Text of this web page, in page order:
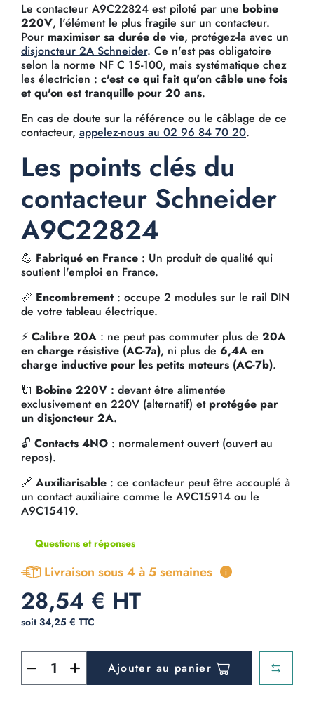
Le contacteur A9C22824 est piloté par une bobine
220V, l'élément le plus fragile sur un contacteur.
Pour maximiser sa durée de vie, protégez-la avec un
disjoncteur 2A Schneider. Ce n'est pas obligatoire
selon la norme NF C 15-100, mais systématique chez
les électricien : c'est ce qui fait qu'on câble une fois
et qu'on est tranquille pour 20 ans.
En cas de doute sur la référence ou le câblage de ce
contacteur, appelez-nous au 02 96 84 70 20.
Les points clés du
contacteur Schneider
A9C22824
💪 Fabriqué en France : Un produit de qualité qui
soutient l'emploi en France.
📏 Encombrement : occupe 2 modules sur le rail DIN
de votre tableau électrique.
⚡ Calibre 20A : ne peut pas commuter plus de 20A
en charge résistive (AC-7a), ni plus de 6,4A en
charge inductive pour les petits moteurs (AC-7b).
🔌 Bobine 220V : devant être alimentée
exclusivement en 220V (alternatif) et protégée par
un disjoncteur 2A.
🔓 Contacts 4NO : normalement ouvert (ouvert au
repos).
🔗 Auxiliarisable : ce contacteur peut être accouplé à
un contact auxiliaire comme le A9C15914 ou le
A9C15419.
Questions et réponses
Livraison sous 4 à 5 semaines
28,54 € HT
soit 34,25 € TTC
Ajouter au panier